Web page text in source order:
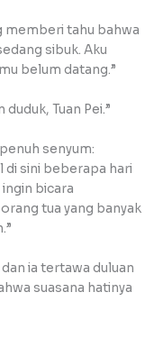
memberi tahu bahwa
sibuk. Aku
belum datang.”
Tuan Pei.”
senyum:
di sini beberapa hari
ingin bicara
tua yang banyak
ia tertawa duluan
suasana hatinya